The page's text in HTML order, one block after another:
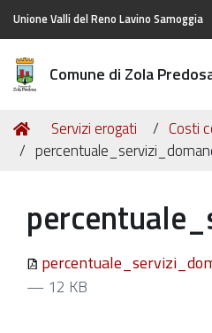
Unione Valli del Reno Lavino Samoggia
Comune di Zola
Tu
sei
Home
Servizi erogati Costi
— 12 KB